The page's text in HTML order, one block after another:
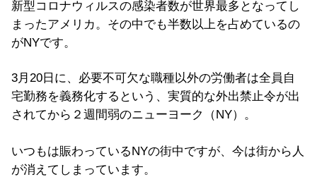
新型コロナウィルスの感染者数が世界最多となってし
まったアメリカ。その中でも半数以上を占めているの
がNYです。
3月20日に、必要不可欠な職種以外の労働者は全員自
宅勤務を義務化するという、実質的な外出禁止令が出
されてから２週間弱のニューヨーク（NY）。
いつもは賑わっているNYの街中ですが、今は街から人
が消えてしまっています。